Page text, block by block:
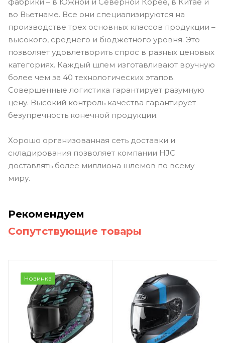
во Вьетнаме. Все они специализируются на
производстве трех основных классов продукции –
высокого, среднего и бюджетного уровня. Это
позволяет удовлетворить спрос в разных ценовых
категориях. Каждый шлем изготавливают вручную
более чем за 40 технологических этапов.
Совершенные логистика гарантирует разумную
цену. Высокий контроль качества гарантирует
безупречность конечной продукции.
Хорошо организованная сеть доставки и
складирования позволяет компании HJC
доставлять более миллиона шлемов по всему
миру.
Рекомендуем
Сопутствующие товары
Новинка